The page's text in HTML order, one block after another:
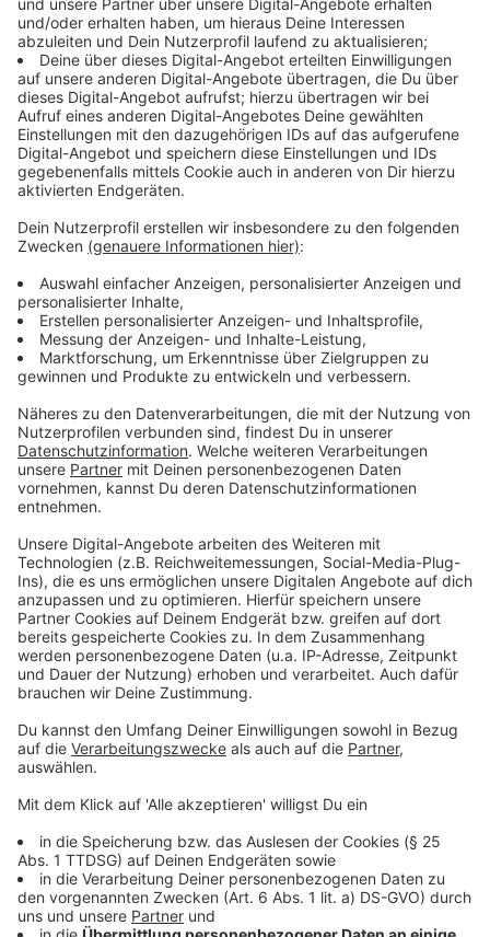
Anzeige
Und so bereitet ihr das Essen zu
Anzeige
Den Fisch entschuppen und filetieren. Die Gräten
herausziehen und die Haut abziehen.
Den Fisch in vier Stücke teilen, mit Salz und
Pfeffer würzen und von beiden Seiten kurz
anbraten.
Für die Gratiniermasse die Paprika schälen und in
kleine Würfel schneiden. Die Tomaten vierteln,
entkernen und die Haut abziehen. Danach
ebenfalls würfeln.
Die Zucchini und die Oliven in Würfel schneiden.
Die Paprika- und Zucchiniwürfel in Olivenöl
anschwitzen und leicht mit Salz und Pfeffer
würzen.
Anschließend die Tomatenwürfel und Oliven
dazugeben. Die Masse nun auf den Wolfsbarsch
geben, mit Parmesan bestreuen und bei Oberhitze
gratinieren.
Für das Risotto die Schalottenwürfel in Butter
anschwitzen, den Risottoreis dazugeben und mit
Weißwein und Brühe ablöschen.
Den Reis unter ständigem Rühren und Zugabe von
Brühe so lange kochen, bis er weich aber innen
Den geriebenen Parmesan und einen Löffel Pesto
unterrühren und mit etwas geschlagener Sahne
verfeinern.
Anzeige